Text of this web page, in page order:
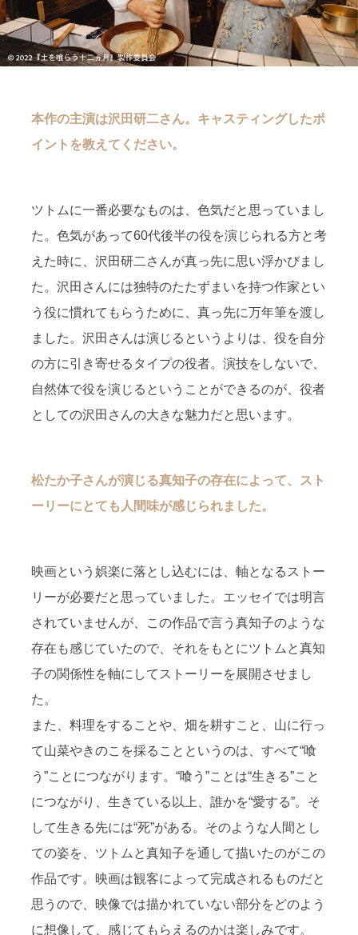
本作の主演は沢田研二さん。キャスティングしたポ
イントを教えてください。
ツトムに一番必要なものは、色気だと思っていまし
た。色気があって60代後半の役を演じられる方と考
えた時に、沢田研二さんが真っ先に思い浮かびまし
た。沢田さんには独特のたたずまいを持つ作家とい
う役に慣れてもらうために、真っ先に万年筆を渡し
ました。沢田さんは演じるというよりは、役を自分
の方に引き寄せるタイプの役者。演技をしないで、
自然体で役を演じるということができるのが、役者
としての沢田さんの大きな魅力だと思います。
松たか子さんが演じる真知子の存在によって、スト
ーリーにとても人間味が感じられました。
映画という娯楽に落とし込むには、軸となるストー
リーが必要だと思っていました。エッセイでは明言
されていませんが、この作品で言う真知子のような
存在も感じていたので、それをもとにツトムと真知
子の関係性を軸にしてストーリーを展開させまし
た。
また、料理をすることや、畑を耕すこと、山に行っ
て山菜やきのこを採ることというのは、すべて“喰
う”ことにつながります。“喰う”ことは“生きる”こと
につながり、生きている以上、誰かを“愛する”。そ
して生きる先には“死”がある。そのような人間とし
ての姿を、ツトムと真知子を通して描いたのがこの
作品です。映画は観客によって完成されるものだと
思うので、映像では描かれていない部分をどのよう
に想像して、感じてもらえるのかは楽しみです。